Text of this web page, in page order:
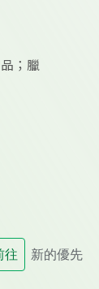
；臘
往 新的優先